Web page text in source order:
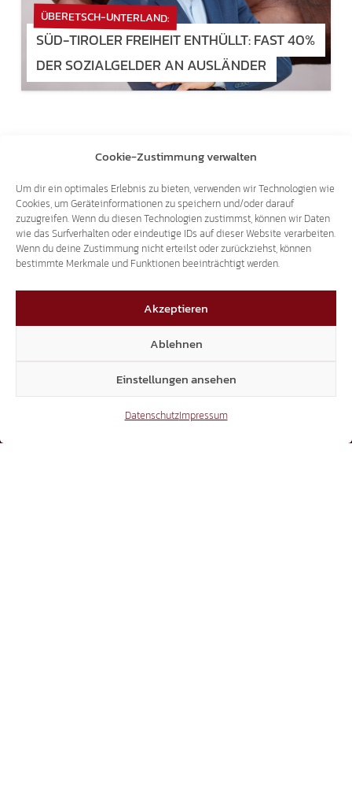
Cookie-Zustimmung verwalten
Um dir ein optimales Erlebnis zu bieten, verwenden wir Technologien wie
Cookies, um Geräteinformationen zu speichern und/oder darauf
zuzugreifen. Wenn du diesen Technologien zustimmst, können wir Daten
wie das Surfverhalten oder eindeutige IDs auf dieser Website verarbeiten.
Wenn du deine Zustimmung nicht erteilst oder zurückziehst, können
bestimmte Merkmale und Funktionen beeinträchtigt werden.
Akzeptieren
Ablehnen
Einstellungen ansehen
DatenschutzImpressum
ÜBERETSCH-UNTERLAND:
SÜD-TIROLER FREIHEIT ENTHÜLLT: FAST 40%
DER SOZIALGELDER AN AUSLÄNDER